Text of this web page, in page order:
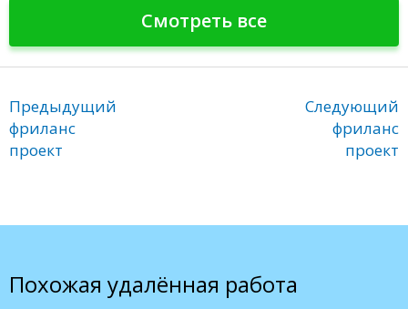
Смотреть все
Предыдущий
фриланс
проект
Следующий
фриланс
проект
Похожая удалённая работа